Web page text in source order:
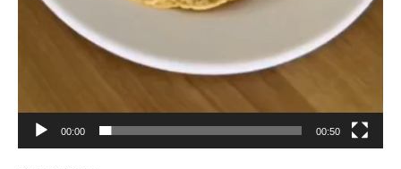
00:00 00:50